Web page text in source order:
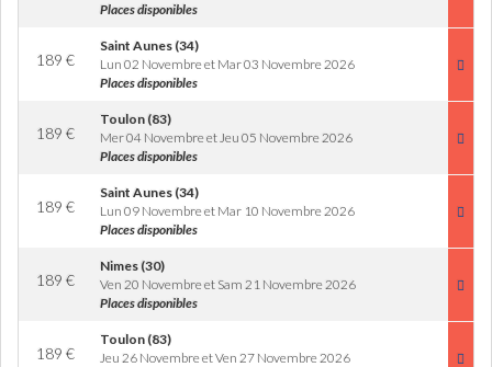
Places disponibles
189 €
Saint Aunes (34)
Lun 02 Novembre et Mar 03 Novembre 2026
Places disponibles
189 €
Toulon (83)
Mer 04 Novembre et Jeu 05 Novembre 2026
Places disponibles
189 €
Saint Aunes (34)
Lun 09 Novembre et Mar 10 Novembre 2026
Places disponibles
189 €
Nimes (30)
Ven 20 Novembre et Sam 21 Novembre 2026
Places disponibles
189 €
Toulon (83)
Jeu 26 Novembre et Ven 27 Novembre 2026